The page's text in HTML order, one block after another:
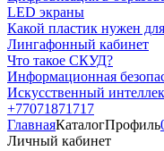
LED экраны
Какой пластик нужен
Лингафонный кабинет
Что такое СКУД?
Информационная
Искусственный
+77071871717
ГлавнаяКаталогПрофиль
Личный кабинет